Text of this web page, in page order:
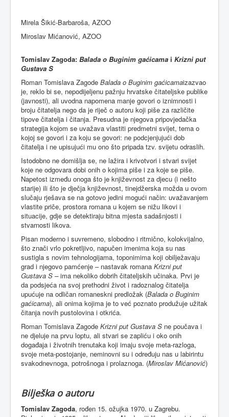
Mirela Šikić-Barbaroša, AZOO
Miroslav Mićanović, AZOO
Tomislav Zagoda: Balada o Buginim gaćicama i Krizni put
Gustava S
Roman Tomislava Zagode Balada o Buginim gaćicamaizazvao
je, reklo bi se, nepodijeljenu pažnju hrvatske čitateljske publike
(javnosti), ali uvodna napomena manje govori o iznimnosti i
broju čitatelja nego da je riječ o autoru koji piše za različite
tipove čitatelja i čitanja. Presudna je njegova pripovjedačka
strategija kojom se uvažava vlastiti predmetni svijet, tema o
kojoj se govori i za koju se govori: ne podcjenjujući dob
čitatelja i ne upisujući mu ono što pripada tzv. svijetu odraslih.
Istodobno ne domišlja se, ne lažira i krivotvori i stvari svijet
koje ne odgovara dobi onih o kojima piše i za koje se piše.
Napetost između onoga što je književnost za djecu (i nešto
starije) ili što je dječja književnost, tinejdžerska možda u ovom
slučaju rješava se na gotovo jedini mogući način: uvažavanjem
vlastite priče, prostora romana u kojem se nižu likovi i
situacije, gdje se detektiraju bitna mjesta sadašnjosti i
stvarnosti likova.
Pisan moderno i suvremeno, slobodno i ritmično, kolokvijalno,
što znači vrlo pokretljivo, napučen imenima koja su nas
sustigla s novim tehnologijama, toponimima koji obilježavaju
grad i njegovo pamćenje – nastavak romana Krizni put
Gustava S –ima nekoliko dobrih čitateljskih učinaka. Prvi je
da podsjeća na svoj prethodni život i radoznalog čitatelja
upućuje na odličan romaneskni predložak (Balada o Buginim
gaćicama), ali onima kojima je to već poznato produžuje užitak
čitanja novih pustolovina i otkrića.
Roman Tomislava Zagode Krizni put Gustava S ne poučava i
ne djeluje na prvu loptu, ali stvari se zapliću i oko onih
događaja i životnih trenutaka koji imaju svoje meta-razloga,
svoje meta-postojanje, neminovni su i određuju nas u labirintu
svakodnevnoga, potrošnoga i prolaznoga. (Miroslav Mićanović)
Bilješka o autoru
Tomislav Zagoda, rođen 15. ožujka 1970. u Zagrebu.